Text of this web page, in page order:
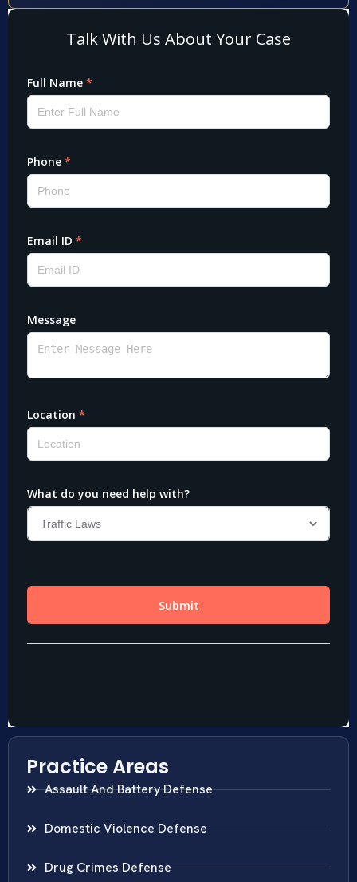
Practice Areas
Assault And Battery Defense
Domestic Violence Defense
Drug Crimes Defense